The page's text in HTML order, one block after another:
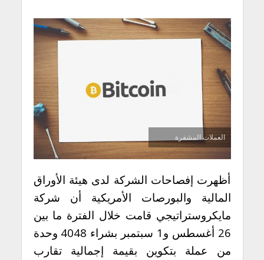
العملات المشفرة
أظهرت إفصاحات الشركة لدى هيئة الأوراق
المالية والبورصات الأمريكية أن شركة
مايكروستراتيجي قامت خلال الفترة ما بين
26 أغسطس و1 سبتمبر بشراء 4048 وحدة
من عملة بتكوين بقيمة إجمالية تقارب